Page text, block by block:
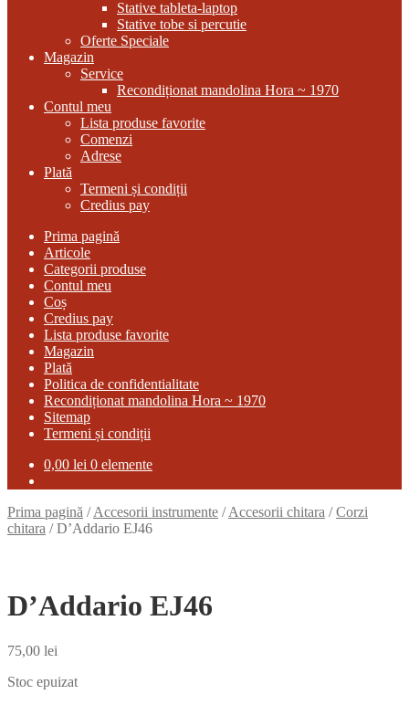
Stative tableta-laptop
Stative tobe si percutie
Oferte Speciale
Magazin
Service
Recondiționat mandolina Hora ~ 1970
Contul meu
Lista produse favorite
Comenzi
Adrese
Plată
Termeni și condiții
Credius pay
Prima pagină
Articole
Categorii produse
Contul meu
Coș
Credius pay
Lista produse favorite
Magazin
Plată
Politica de confidentialitate
Recondiționat mandolina Hora ~ 1970
Sitemap
Termeni și condiții
0,00 lei 0 elemente
Prima pagină /Accesorii instrumente /Accesorii chitara /Corzi
chitara /D’Addario EJ46
D’Addario EJ46
75,00 lei
Stoc epuizat